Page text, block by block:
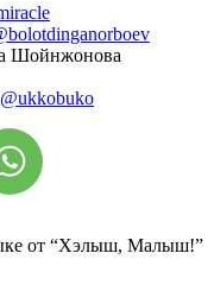
Шойнжонова
@ukkobuko
от “Хэлыш, Малыш!”